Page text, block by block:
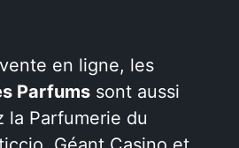
en ligne, les
Parfums sont aussi
la Parfumerie du